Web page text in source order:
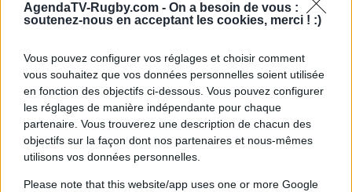
AgendaTV-Rugby.com - On a besoin de vous :
soutenez-nous en acceptant les cookies, merci ! :)
Vous pouvez configurer vos réglages et choisir comment
vous souhaitez que vos données personnelles soient utilisée
en fonction des objectifs ci-dessous. Vous pouvez configurer
les réglages de manière indépendante pour chaque
partenaire. Vous trouverez une description de chacun des
objectifs sur la façon dont nos partenaires et nous-mêmes
utilisons vos données personnelles.
Please note that this website/app uses one or more Google